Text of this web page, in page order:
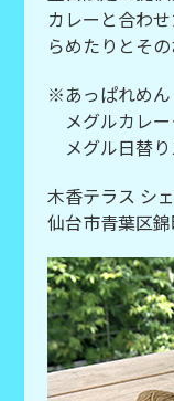
カレーと合わ
らめたりとそ
※あっぱれめ
メグルカレ
メグル日替
木香テラス シ
仙台市青葉区